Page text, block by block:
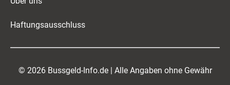
Haftungsausschluss
© 2026 Bussgeld-Info.de | Alle Angaben ohne Gewähr